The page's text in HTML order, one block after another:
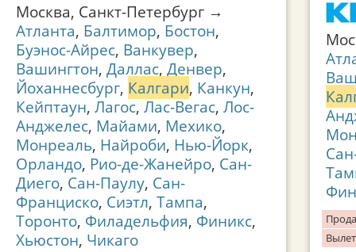
Москва, Санкт-Петербург →
Атланта, Балтимор, Бостон,
Буэнос-Айрес, Ванкувер,
Вашингтон, Даллас, Денвер,
Йоханнесбург, Калгари, Канкун,
Кейптаун, Лагос, Лас-Вегас, Лос-
Анджелес, Майами, Мехико,
Монреаль, Найроби, Нью-Йорк,
Орландо, Рио-де-Жанейро, Сан-
Диего, Сан-Паулу, Сан-
Франциско, Сиэтл, Тампа,
Торонто, Филадельфия, Финикс,
Хьюстон, Чикаго